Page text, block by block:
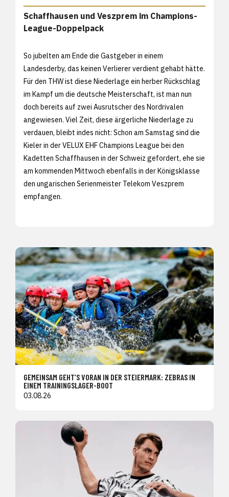
Schaffhausen und Veszprem im Champions-
League-Doppelpack
So jubelten am Ende die Gastgeber in einem
Landesderby, das keinen Verlierer verdient gehabt hätte.
Für den THW ist diese Niederlage ein herber Rückschlag
im Kampf um die deutsche Meisterschaft, ist man nun
doch bereits auf zwei Ausrutscher des Nordrivalen
angewiesen. Viel Zeit, diese ärgerliche Niederlage zu
verdauen, bleibt indes nicht: Schon am Samstag sind die
Kieler in der VELUX EHF Champions League bei den
Kadetten Schaffhausen in der Schweiz gefordert, ehe sie
am kommenden Mittwoch ebenfalls in der Königsklasse
den ungarischen Serienmeister Telekom Veszprem
empfangen.
GEMEINSAM GEHT’S VORAN IN DER STEIERMARK: ZEBRAS IN
EINEM TRAININGSLAGER-BOOT
03.08.26